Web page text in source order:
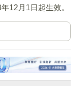
12月1日起生效。